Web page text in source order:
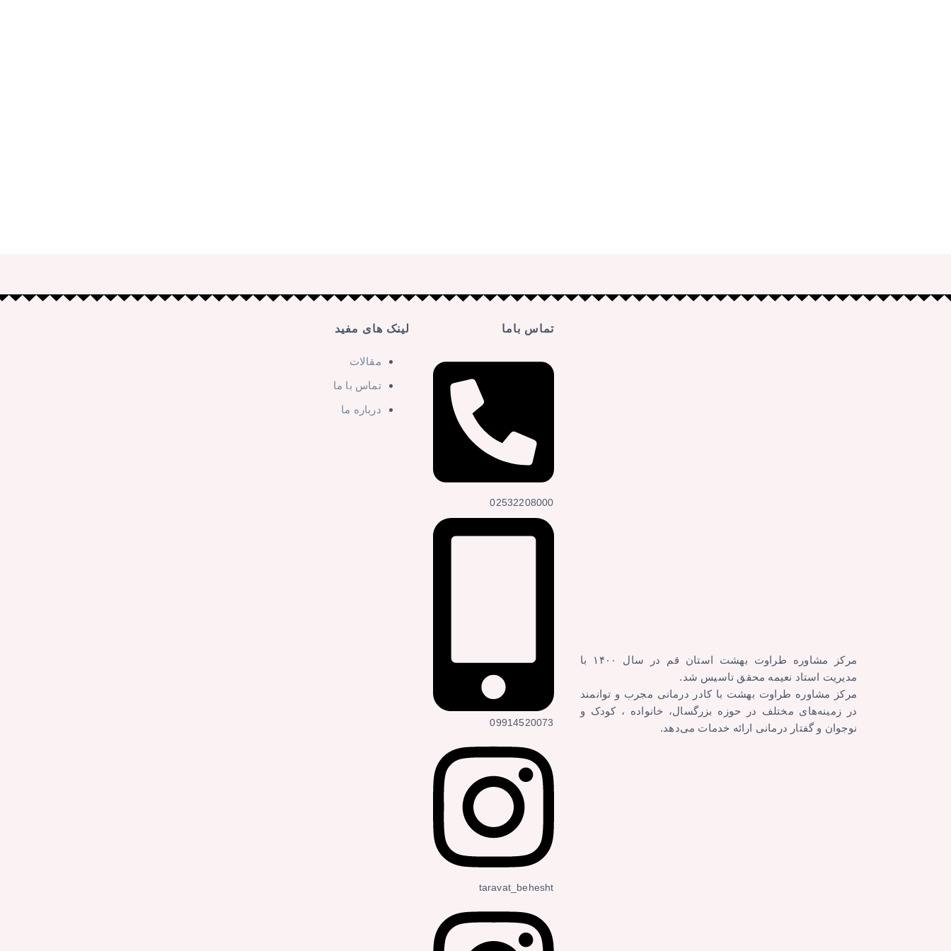
مرکز مشاوره طراوت بهشت استان قم در سال ۱۴۰۰ با
مدیریت استاد نعیمه محقق تاسیس شد.
مرکز مشاوره طراوت بهشت با کادر درمانی مجرب و توانمند
در زمینه‌های مختلف در حوزه بزرگسال، خانواده ، کودک و
نوجوان و گفتار درمانی ارائه خدمات می‌دهد.
تماس باما
02532208000
09914520073
taravat_behesht
لینک های مفید
مقالات
تماس با ما
درباره ما